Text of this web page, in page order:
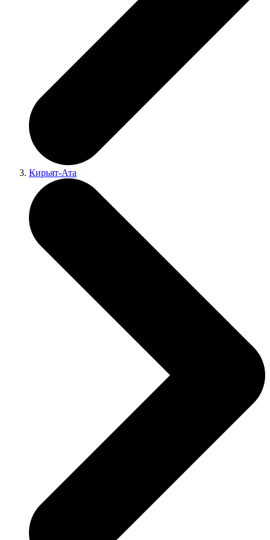
Кирьят-Ата